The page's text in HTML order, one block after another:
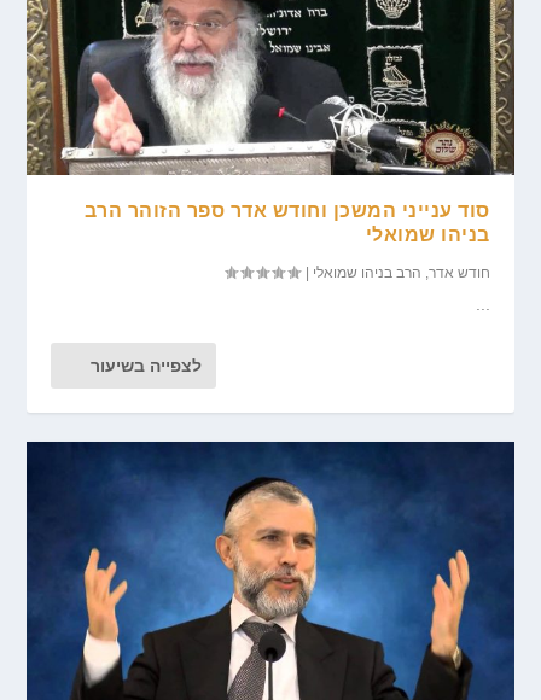
סוד ענייני המשכן וחודש אדר ספר הזוהר הרב
בניהו שמואלי
חודש אדר הרב בניהו שמואלי |
לצפייה בשיעור